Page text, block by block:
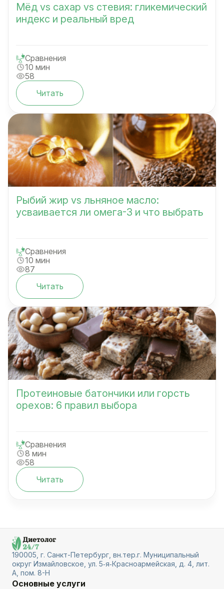
Мёд vs сахар vs стевия: гликемический
индекс и реальный вред
Сравнения
10 мин
58
Читать
Рыбий жир vs льняное масло:
усваивается ли омега-3 и что выбрать
Сравнения
10 мин
87
Читать
Протеиновые батончики или горсть
орехов: 6 правил выбора
Сравнения
8 мин
58
Читать
190005, г. Санкт-Петербург, вн.тер.г. Муниципальный
округ Измайловское, ул. 5‑я‑Красноармейская, д. 4, лит.
А, пом. 8-Н
Основные услуги